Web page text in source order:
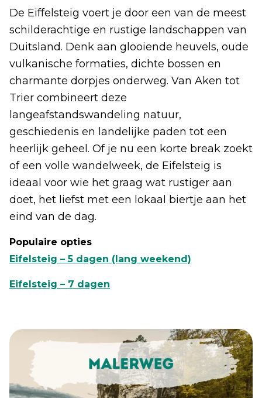
De Eiffelsteig voert je door een van de meest
schilderachtige en rustige landschappen van
Duitsland. Denk aan glooiende heuvels, oude
vulkanische formaties, dichte bossen en
charmante dorpjes onderweg. Van Aken tot
Trier combineert deze
langeafstandswandeling natuur,
geschiedenis en landelijke paden tot een
heerlijk geheel. Of je nu een korte break zoekt
of een volle wandelweek, de Eifelsteig is
ideaal voor wie het graag wat rustiger aan
doet, het liefst met een lokaal biertje aan het
eind van de dag.
Populaire opties
Eifelsteig – 5 dagen (lang weekend)
Eifelsteig – 7 dagen